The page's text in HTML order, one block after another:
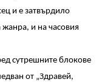
и е затвърдило
и на часовия
сутрешните блокове
от „Здравей,